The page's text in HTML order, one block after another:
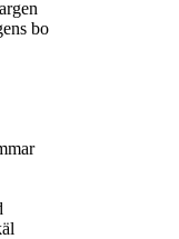
bo